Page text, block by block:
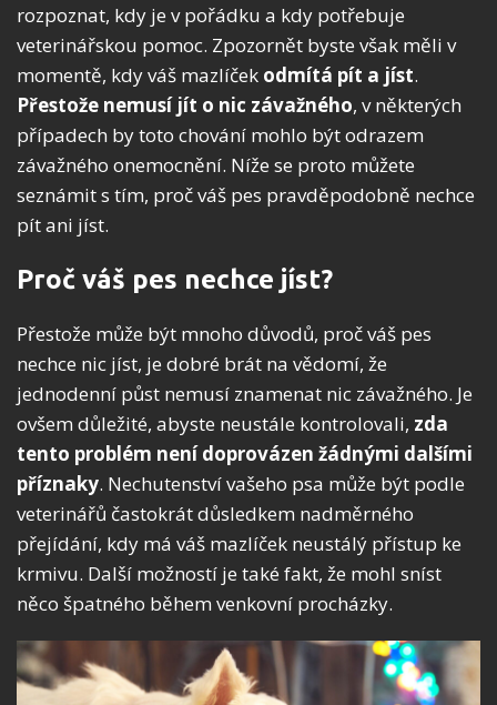
rozpoznat, kdy je v pořádku a kdy potřebuje
veterinářskou pomoc. Zpozornět byste však měli v
momentě, kdy váš mazlíček odmítá pít a jíst.
Přestože nemusí jít o nic závažného, v některých
případech by toto chování mohlo být odrazem
závažného onemocnění. Níže se proto můžete
seznámit s tím, proč váš pes pravděpodobně nechce
pít ani jíst.
Proč váš pes nechce jíst?
Přestože může být mnoho důvodů, proč váš pes
nechce nic jíst, je dobré brát na vědomí, že
jednodenní půst nemusí znamenat nic závažného. Je
ovšem důležité, abyste neustále kontrolovali, zda
tento problém není doprovázen žádnými dalšími
příznaky. Nechutenství vašeho psa může být podle
veterinářů častokrát důsledkem nadměrného
přejídání, kdy má váš mazlíček neustálý přístup ke
krmivu. Další možností je také fakt, že mohl sníst
něco špatného během venkovní procházky.